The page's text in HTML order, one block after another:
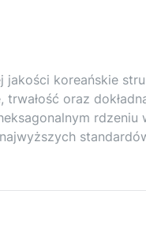
jakości koreańskie
trwałość oraz